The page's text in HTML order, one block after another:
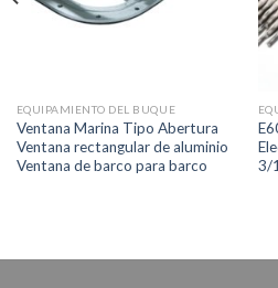
EQUIPAMIENTO DEL BUQUE
Ventana Marina Tipo Abertura
Ventana rectangular de aluminio
Ventana de barco para barco
3/